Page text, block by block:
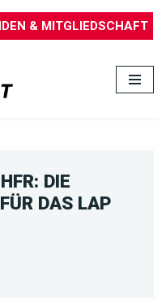
& MITGLIEDSCHAFT
DIE
DAS LAP